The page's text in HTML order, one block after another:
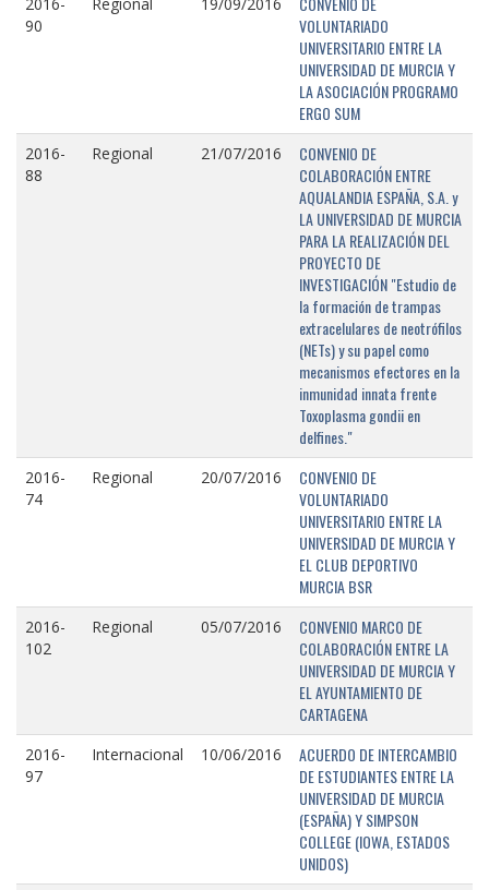
90
VOLUNTARIADO
UNIVERSITARIO ENTRE LA
UNIVERSIDAD DE MURCIA Y
LA ASOCIACIÓN PROGRAMO
ERGO SUM
2016-
88
Regional 21/07/2016
CONVENIO DE
COLABORACIÓN ENTRE
AQUALANDIA ESPAÑA, S.A. y
LA UNIVERSIDAD DE MURCIA
PARA LA REALIZACIÓN DEL
PROYECTO DE
INVESTIGACIÓN "Estudio de
la formación de trampas
extracelulares de neotrófilos
(NETs) y su papel como
mecanismos efectores en la
inmunidad innata frente
Toxoplasma gondii en
delfines."
2016-
74
Regional 20/07/2016
CONVENIO DE
VOLUNTARIADO
UNIVERSITARIO ENTRE LA
UNIVERSIDAD DE MURCIA Y
EL CLUB DEPORTIVO
MURCIA BSR
2016-
102
Regional 05/07/2016
CONVENIO MARCO DE
COLABORACIÓN ENTRE LA
UNIVERSIDAD DE MURCIA Y
EL AYUNTAMIENTO DE
CARTAGENA
2016-
97
Internacional 10/06/2016
ACUERDO DE INTERCAMBIO
DE ESTUDIANTES ENTRE LA
UNIVERSIDAD DE MURCIA
(ESPAÑA) Y SIMPSON
COLLEGE (IOWA, ESTADOS
UNIDOS)